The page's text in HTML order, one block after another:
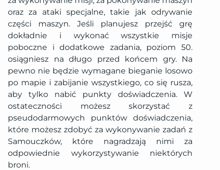
oraz za ataki specjalne, takie jak odrywanie
części maszyn. Jeśli planujesz przejść grę
dokładnie i wykonać wszystkie misje
poboczne i dodatkowe zadania, poziom 50.
osiągniesz na długo przed końcem gry. Na
pewno nie będzie wymagane bieganie losowo
po mapie i zabijanie wszystkiego, co się rusza,
aby tylko nabić punkty doświadczenia. W
ostateczności możesz skorzystać z
pseudodarmowych punktów doświadczenia,
które możesz zdobyć za wykonywanie zadań z
Samouczków, które nagradzają nimi za
odpowiednie wykorzystywanie niektórych
broni.